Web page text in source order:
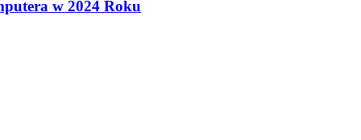
w 2024 Roku